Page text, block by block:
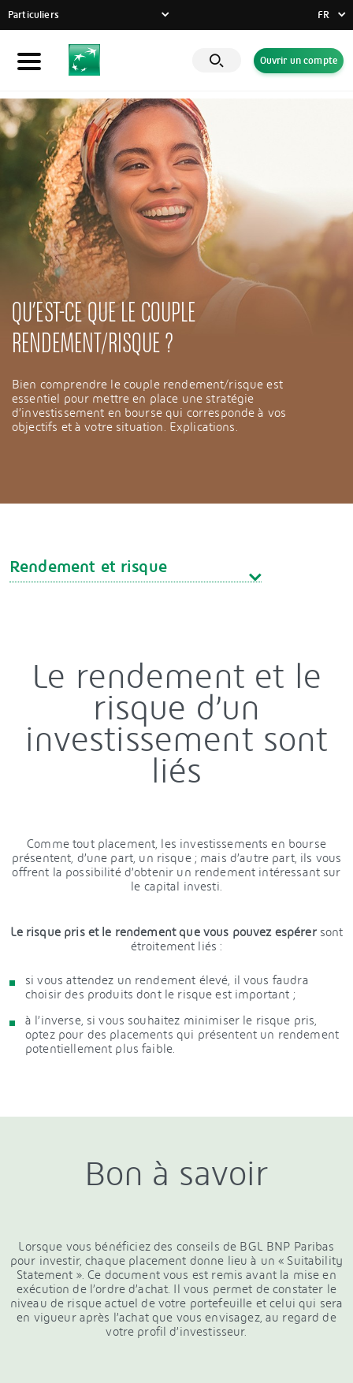
Particuliers
Particuliers
Entreprises
Banque Privée
Engagements RSE
Actualités
Solutions innovantes
FR
FR
DE
Ouvrir un compte
QU’EST-CE QUE LE COUPLE
RENDEMENT/RISQUE ?
Bien comprendre le couple rendement/risque est
essentiel pour mettre en place une stratégie
d’investissement en bourse qui corresponde à vos
objectifs et à votre situation. Explications.
Rendement et risque
Le rendement et le
risque d’un
investissement sont
liés
Comme tout placement, les investissements en bourse
présentent, d’une part, un risque ; mais d’autre part, ils vous
offrent la possibilité d’obtenir un rendement intéressant sur
le capital investi.
Le risque pris et le rendement que vous pouvez espérer sont
étroitement liés :
si vous attendez un rendement élevé, il vous faudra
choisir des produits dont le risque est important ;
à l’inverse, si vous souhaitez minimiser le risque pris,
optez pour des placements qui présentent un rendement
potentiellement plus faible.
Bon à savoir
Lorsque vous bénéficiez des conseils de BGL BNP Paribas
pour investir, chaque placement donne lieu à un « Suitability
Statement ». Ce document vous est remis avant la mise en
exécution de l’ordre d’achat. Il vous permet de constater le
niveau de risque actuel de votre portefeuille et celui qui sera
en vigueur après l’achat que vous envisagez, au regard de
votre profil d’investisseur.